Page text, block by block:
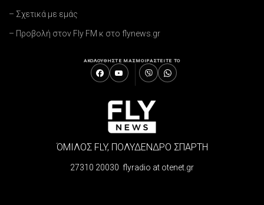
– Σχετικά με εμάς
– Προβολή στον Fly FM κ στο flynews.gr
ΑΚΟΛΟΥΘΗΣΤΕ ΜΑΣΜΟΙΡΑΣΤΕΙΤΕ ΤΟ
ΌΜΙΛΟΣ FLY, ΠΟΛΥΔΕΝΔΡΟ ΣΠΑΡΤΗ
27310 20030 flyradio at otenet.gr